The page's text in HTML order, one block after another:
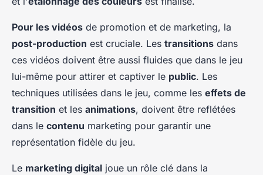
Pour les vidéos de promotion et de marketing, la
post-production est cruciale. Les transitions dans
ces vidéos doivent être aussi fluides que dans le jeu
lui-même pour attirer et captiver le public. Les
techniques utilisées dans le jeu, comme les effets de
transition et les animations, doivent être reflétées
dans le contenu marketing pour garantir une
représentation fidèle du jeu.
Le marketing digital joue un rôle clé dans la